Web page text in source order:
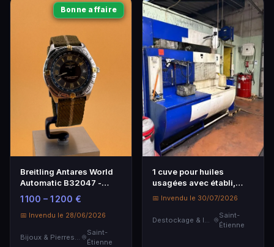
Bonne affaire
Breitling Antares World
Automatic B32047 -
Montre Bracelet
Mécanique
1 100 – 1 200 €
📅 Invendu le 28/06/2026
Bijoux & Pierres Précieuses
Saint-
Étienne
1 cuve pour huiles
usagées avec établi,
avec 2 distributeurs
VENDU SUR
DESIGNATION le
📅 Invendu le 30/07/2026
Destockage & Invendus
Saint-
Étienne